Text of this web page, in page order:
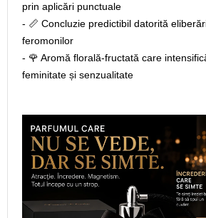
prin aplicări punctuale
- 📏 Concluzie predictibil datorită
feromonilor
- 🌹 Aromă florală-fructată care
feminitate și senzualitate